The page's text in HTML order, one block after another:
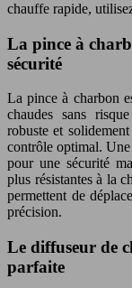
chauffe rapide,
La pince à
sécurité
La pince à charbon
chaudes sans
robuste et
contrôle optimal.
pour une sécurité
plus résistantes à la
permettent de
précision.
Le diffuseur de
parfaite